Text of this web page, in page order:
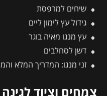
שיחים למרפסת
גידול עץ לימון ליים
עץ מנגו מאיה בוגר
דשן לסחלבים
זני מנגו: המדריך המלא והמקיף ביותר לזני מנגו
צמחים וציוד לגינה